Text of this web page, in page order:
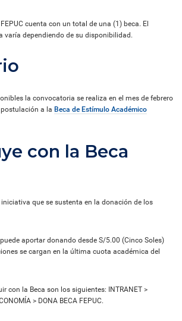
cuenta con un total de una (1) beca. El
varía dependiendo de su disponibilidad.
la convocatoria se realiza en el mes de febrero
a la Beca de Estímulo Académico
con la Beca
iniciativa que se sustenta en la donación de los
aportar donando desde S/5.00 (Cinco Soles)
se cargan en la última cuota académica del
con la Beca son los siguientes: INTRANET >
> DONA BECA FEPUC.